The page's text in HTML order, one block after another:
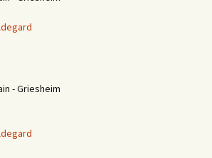
- Griesheim